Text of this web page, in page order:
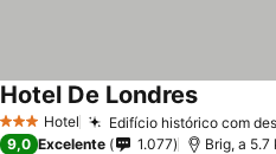
3 EstrelasHotel Edifício histórico com
Hotel De LondresVer
9,0 Excelente 1.077 Brig, a 5.7